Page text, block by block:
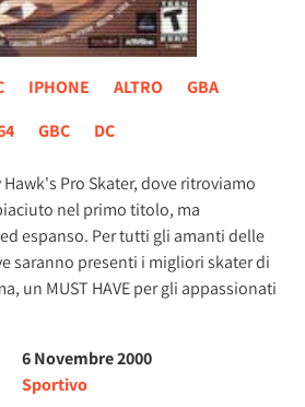
IPHONE ALTRO
GBA
GBC DC
Pro Skater, dove ritroviamo
nel primo titolo, ma
espanso. Per tutti gli amanti delle
saranno presenti i migliori skater di
un MUST HAVE per gli appassionati
6 Novembre 2000
Sportivo